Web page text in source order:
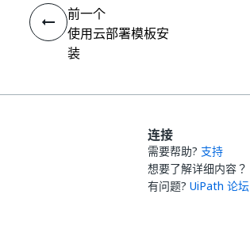
前一个
使用云部署模板安
装
连接
需要帮助? 支持
想要了解详细内容？
有问题? UiPath 论坛